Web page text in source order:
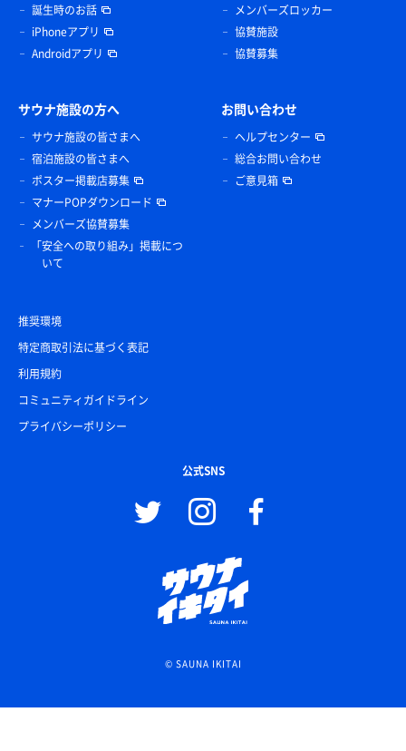
誕生時のお話
iPhoneアプリ
Androidアプリ
メンバーズロッカー
協賛施設
協賛募集
サウナ施設の方へ
サウナ施設の皆さまへ
宿泊施設の皆さまへ
ポスター掲載店募集
マナーPOPダウンロード
メンバーズ協賛募集
「安全への取り組み」掲載につ
いて
お問い合わせ
ヘルプセンター
総合お問い合わせ
ご意見箱
推奨環境
特定商取引法に基づく表記
利用規約
コミュニティガイドライン
プライバシーポリシー
公式SNS
© SAUNA IKITAI